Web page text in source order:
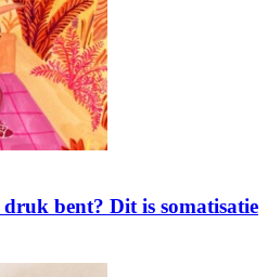
bent? Dit is somatisatie